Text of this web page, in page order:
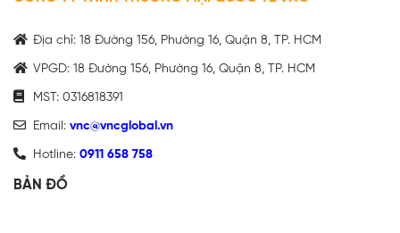
Địa chỉ: 18 Đường 156, Phường 16, Quận 8, TP. HCM
VPGD: 18 Đường 156, Phường 16, Quận 8, TP. HCM
MST: 0316818391
Email: vnc@vncglobal.vn
Hotline: 0911 658 758
BẢN ĐỒ